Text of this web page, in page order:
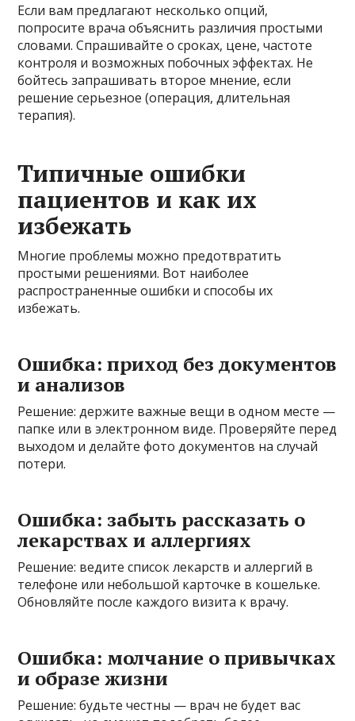
Если вам предлагают несколько опций,
попросите врача объяснить различия простыми
словами. Спрашивайте о сроках, цене, частоте
контроля и возможных побочных эффектах. Не
бойтесь запрашивать второе мнение, если
решение серьезное (операция, длительная
терапия).
Типичные ошибки
пациентов и как их
избежать
Многие проблемы можно предотвратить
простыми решениями. Вот наиболее
распространенные ошибки и способы их
избежать.
Ошибка: приход без документов
и анализов
Решение: держите важные вещи в одном месте —
папке или в электронном виде. Проверяйте перед
выходом и делайте фото документов на случай
потери.
Ошибка: забыть рассказать о
лекарствах и аллергиях
Решение: ведите список лекарств и аллергий в
телефоне или небольшой карточке в кошельке.
Обновляйте после каждого визита к врачу.
Ошибка: молчание о привычках
и образе жизни
Решение: будьте честны — врач не будет вас